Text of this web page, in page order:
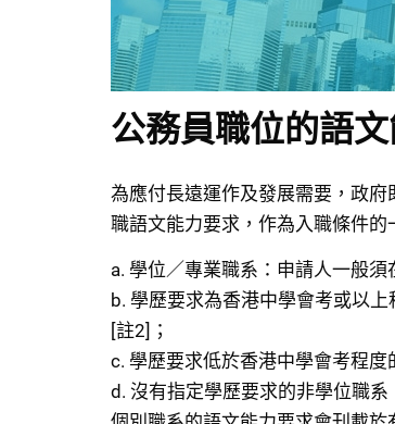
公務員職位的語
為應付長遠運作及發展需要，政
職語文能力要求，作為入職條件的
a. 學位／專業職系：申請人一般
b. 學歷要求為香港中學會考或以
[註2]；
c. 學歷要求低於香港中學會考程
d. 沒有指定學歷要求的非學位職